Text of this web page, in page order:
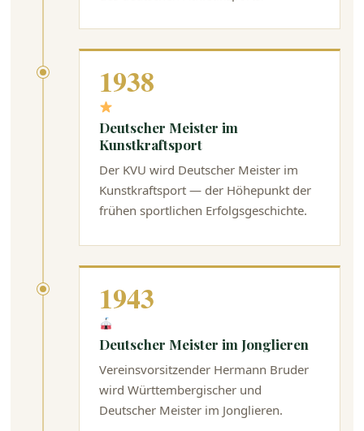
1938
Deutscher Meister im
Kunstkraftsport
Der KVU wird Deutscher Meister im
Kunstkraftsport — der Höhepunkt der
frühen sportlichen Erfolgsgeschichte.
1943
Deutscher Meister im Jonglieren
Vereinsvorsitzender Hermann Bruder
wird Württembergischer und
Deutscher Meister im Jonglieren.